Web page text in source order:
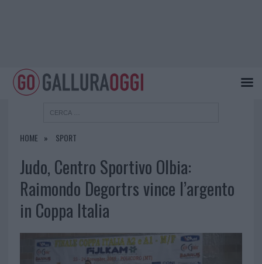
HOME SPORT
Judo, Centro Sportivo Olbia:
Raimondo Degortrs vince l’argento
in Coppa Italia